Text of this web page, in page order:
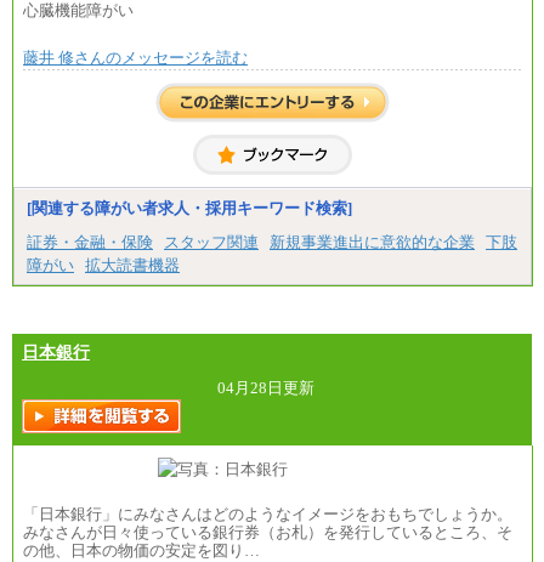
※上記全てのコースにおいて、退職金前払給：一律3.
※試用期間中も給与に変更はございません
■総合コース＜オープン採用（全国型）＞
大学院卒 月給35.3万円、四年制大学卒 月給33.7万
円
大学院卒 月給33.3万円、四年制大学卒 月給31.7万
円
短大・専門卒 月給24.0万円
7万円を含む
※試用期間中も給与に変更はございません
上記の新卒給与を下限に、これまでの経験・スキル
を考慮し、当社規定に従って決定いたします。
心臓機能障がい
藤井 修さんのメッセージを読む
[関連する障がい者求人・採用キーワード検索]
証券・金融・保険
スタッフ関連 新規事業進出に意欲的な企業
下肢
障がい 拡大読書機器
日本銀行
04月28日更新
「日本銀行」にみなさんはどのようなイメージをおもちでしょうか。
みなさんが日々使っている銀行券（お札）を発行しているところ、そ
の他、日本の物価の安定を図り…